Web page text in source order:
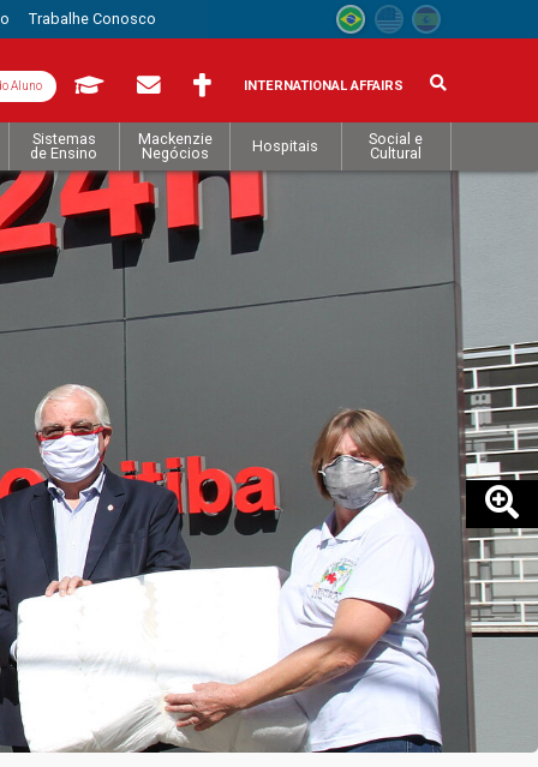
Trabalhe Conosco
Aluno INTERNATIONAL AFFAIRS
Sistemas
de Ensino
Mackenzie
Negócios
Hospitais
Social e
Cultural